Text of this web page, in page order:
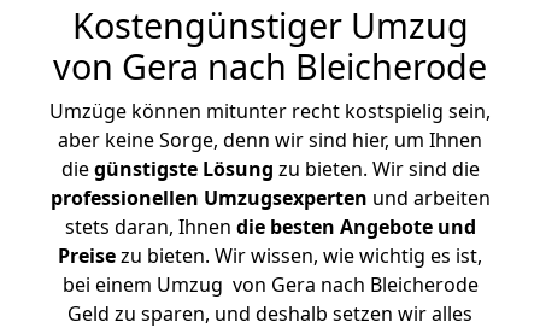
Kostengünstiger Umzug
von Gera nach Bleicherode
Umzüge können mitunter recht kostspielig sein,
aber keine Sorge, denn wir sind hier, um Ihnen
diegünstigste Lösung zu bieten. Wir sind die
professionellen Umzugsexperten und arbeiten
stets daran, Ihnen die besten Angebote und
Preisezu bieten. Wir wissen, wie wichtig es ist,
bei einem Umzug von Gera nach Bleicherode
Geld zu sparen, und deshalb setzen wir alles